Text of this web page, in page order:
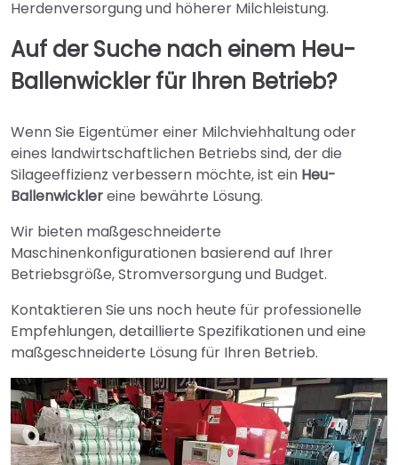
Herdenversorgung und höherer Milchleistung.
Auf der Suche nach einem Heu-
Ballenwickler für Ihren Betrieb?
Wenn Sie Eigentümer einer Milchviehhaltung oder
eines landwirtschaftlichen Betriebs sind, der die
Silageeffizienz verbessern möchte, ist ein Heu-
Ballenwicklereine bewährte Lösung.
Wir bieten maßgeschneiderte
Maschinenkonfigurationen basierend auf Ihrer
Betriebsgröße, Stromversorgung und Budget.
Kontaktieren Sie uns noch heute für professionelle
Empfehlungen, detaillierte Spezifikationen und eine
maßgeschneiderte Lösung für Ihren Betrieb.